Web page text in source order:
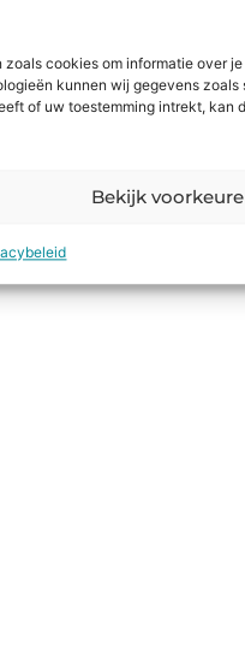
cookies om informatie over
kunnen wij gegevens zoals
of uw toestemming intrekt, kan
Bekijk